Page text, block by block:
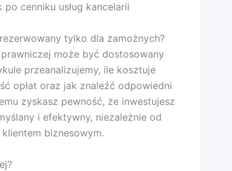
cenniku usług kancelarii
tylko dla zamożnych?
może być dostosowany
przeanalizujemy, ile kosztuje
opłat oraz jak znaleźć odpowiedni
zyskasz pewność, że inwestujesz
i efektywny, niezależnie od
biznesowym.